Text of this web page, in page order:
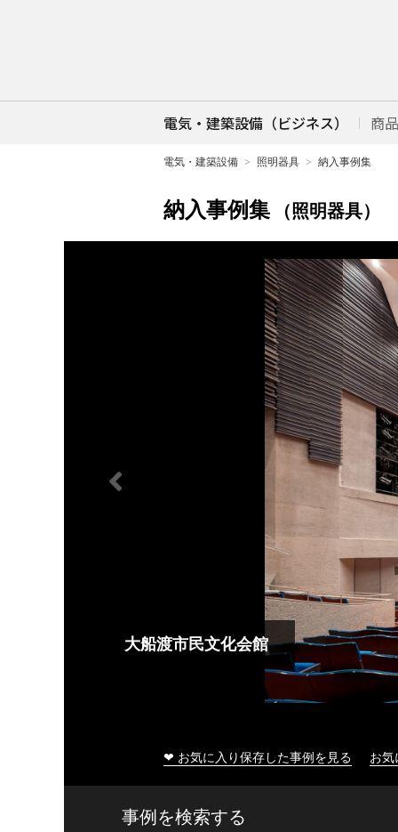
電気・建築設備（ビジネス） 商
電気・建築設備 照明器具 納入事例集
納入事例集 （照明器具）
大船渡市民文化会館
❤ お気に入り保存した事例を見る お
事例を検索する